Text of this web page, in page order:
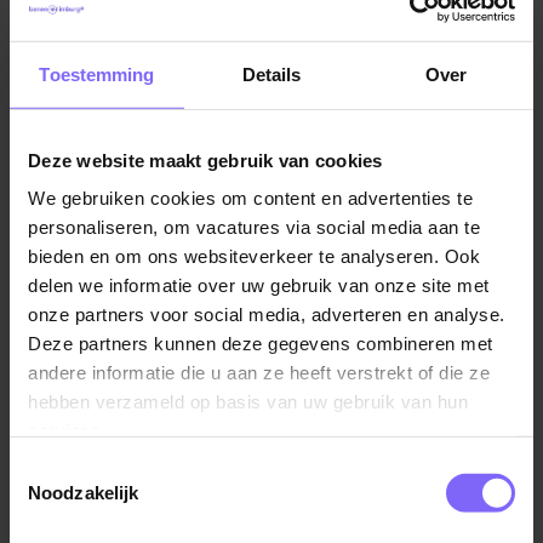
Toestemming Details Over
Deze website maakt gebruik van cookies
We gebruiken cookies om content en advertenties te
personaliseren, om vacatures via social media aan te
bieden en om ons websiteverkeer te analyseren. Ook
delen we informatie over uw gebruik van onze site met
onze partners voor social media, adverteren en analyse.
Deze partners kunnen deze gegevens combineren met
andere informatie die u aan ze heeft verstrekt of die ze
hebben verzameld op basis van uw gebruik van hun
Noodzakelijk
Er wordt tegenwoordig vaak gesproken over tekorten
Banenrijklimburg zijn er volop mogelijkheden om jouw
droombaan te verwezenlijken. Ons uitgebreide
verscheidenheid aan. Hierdoor kun je de perfecte
functie vinden die naadloos aansluit bij jouw wensen
en expertise.